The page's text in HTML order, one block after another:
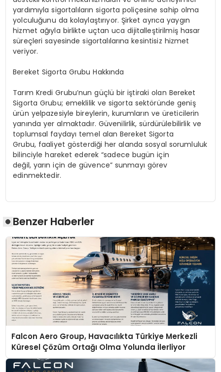
yardımıyla sigortalıların sigorta poliçesine sahip olma
yolculuğunu da kolaylaştırıyor. Şirket ayrıca yaygın
hizmet ağıyla birlikte uçtan uca dijitalleştirilmiş hasar
süreçleri sayesinde sigortalılarına kesintisiz hizmet
veriyor.
Bereket Sigorta Grubu Hakkında
Tarım Kredi Grubu’nun güçlü bir iştiraki olan Bereket
Sigorta Grubu; emeklilik ve sigorta sektöründe geniş
ürün yelpazesiyle bireylerin, kurumların ve üreticilerin
yanında yer almaktadır. Güvenilirlik, sürdürülebilirlik ve
toplumsal faydayı temel alan Bereket Sigorta
Grubu, faaliyet gösterdiği her alanda sosyal sorumluluk
bilinciyle hareket ederek “sadece bugün için
değil, yarın için de güvence” sunmayı görev
edinmektedir.
Benzer Haberler
Falcon Aero Group, Havacılıkta Türkiye Merkezli
Küresel Çözüm Ortağı Olma Yolunda İlerliyor